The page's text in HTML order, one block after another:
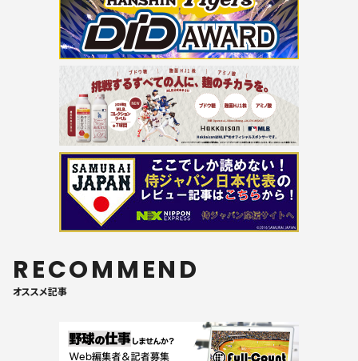
RECOMMEND
オススメ記事